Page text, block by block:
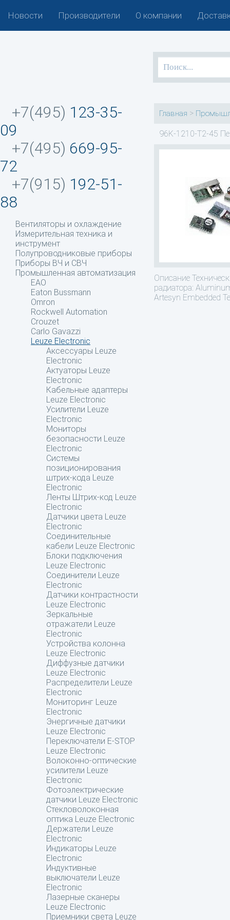
Новости Производители О компании
+7(495) 123-35-
09
+7(495) 669-95-
72
+7(915) 192-51-
88
Вентиляторы и охлаждение
Измерительная техника и
инструмент
Полупроводниковые приборы
Приборы ВЧ и СВЧ
Промышленная автоматизация
EAO
Eaton Bussmann
Omron
Rockwell Automation
Crouzet
Carlo Gavazzi
Leuze Electronic
Аксессуары Leuze
Electronic
Актуаторы Leuze
Electronic
Кабельные адаптеры
Leuze Electronic
Усилители Leuze
Electronic
Мониторы
безопасности Leuze
Electronic
Системы
позиционирования
штрих-кода Leuze
Electronic
Ленты Штрих-код Leuze
Electronic
Датчики цвета Leuze
Electronic
Соединительные
кабели Leuze Electronic
Блоки подключения
Leuze Electronic
Соединители Leuze
Electronic
Датчики контрастности
Leuze Electronic
Зеркальные
отражатели Leuze
Electronic
Устройства колонна
Leuze Electronic
Диффузные датчики
Leuze Electronic
Распределители Leuze
Electronic
Мониторинг Leuze
Electronic
Энергичные датчики
Leuze Electronic
Переключатели E-STOP
Leuze Electronic
Волоконно-оптические
усилители Leuze
Electronic
Фотоэлектрические
датчики Leuze Electronic
Стекловолоконная
оптика Leuze Electronic
Держатели Leuze
Electronic
Индикаторы Leuze
Electronic
Индуктивные
выключатели Leuze
Electronic
Лазерные сканеры
Leuze Electronic
Приемники света Leuze
Главная >
96K-1210-T2-45
Описание
радиатора:
Artesyn Embedded